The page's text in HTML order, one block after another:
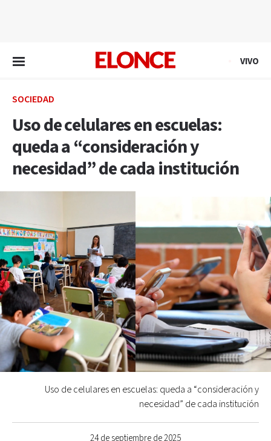
VIVO
SOCIEDAD
Uso de celulares en escuelas:
queda a “consideración y
necesidad” de cada institución
24 de septiembre de 2025
Uso de celulares en escuelas: queda a “consideración y
necesidad” de cada institución